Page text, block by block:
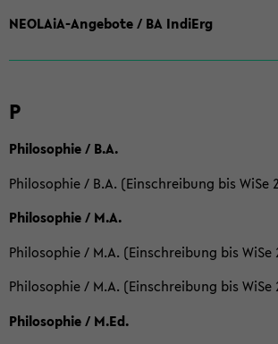
NEOLAiA-Angebote / BA IndiErg
P
Philosophie / B.A.
Philosophie / B.A. (Einschreibung bis WiSe
Philosophie / M.A.
Philosophie / M.A. (Einschreibung bis WiSe
Philosophie / M.A. (Einschreibung bis WiSe
Philosophie / M.Ed.